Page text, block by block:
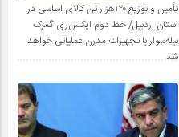
تأمین و توزیع ۱۲۰هزار تن کالای اساسی در
استان اردبیل/ خط دوم ایکس‌ری گمرک
بیله‌سوار با تجهیزات مدرن عملیاتی خواهد
شد